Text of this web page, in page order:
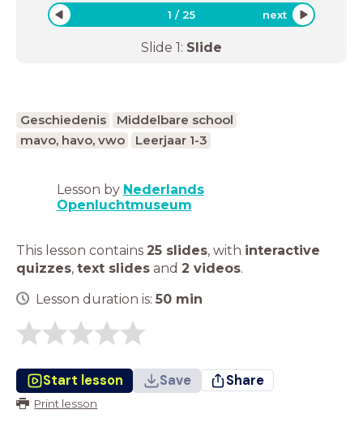
1 /25 next
Slide 1: Slide
Geschiedenis
Middelbare school
mavo, havo, vwo
Leerjaar 1-3
Lesson by Nederlands
Openluchtmuseum
This lesson contains 25 slides, with interactive
quizzes, text slides and 2 videos.
Lesson duration is: 50 min
Start lesson Save Share
Print lesson